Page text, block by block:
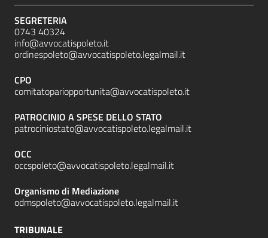
SEGRETERIA
0743 40324
info@avvocatispoleto.it
ordinespoleto@avvocatispoleto.legalmail.it
CPO
comitatopariopportunita@avvocatispoleto.it
PATROCINIO A SPESE DELLO STATO
patrociniostato@avvocatispoleto.legalmail.it
OCC
occspoleto@avvocatispoleto.legalmail.it
Organismo di Mediazione
odmspoleto@avvocatispoleto.legalmail.it
TRIBUNALE